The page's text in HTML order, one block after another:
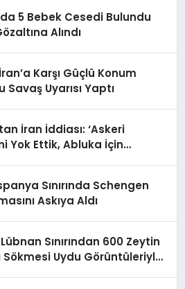
5 Bebek Cesedi Bulundu
Alındı
Karşı Güçlü Konum
Savaş Uyarısı Yaptı
İran İddiası: ‘Askeri
Yok Ettik, Abluka İçin
Sınırında Schengen
Askıya Aldı
Sınırından 600 Zeytin
Sökmesi Uydu Görüntüleriyle